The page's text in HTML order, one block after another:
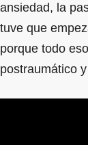
ansiedad, la
tuve que
porque todo
postraumático